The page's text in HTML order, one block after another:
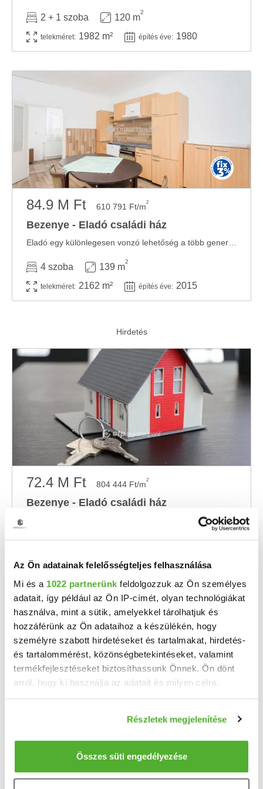
Az Ön adatainak felelősségteljes felhasználása
Mi és a 1022 partnerünk feldolgozzuk az Ön személyes
adatait, így például az Ön IP-címét, olyan technológiákat
használva, mint a sütik, amelyekkel tárolhatjuk és
hozzáférünk az Ön adataihoz a készülékén, hogy
személyre szabott hirdetéseket és tartalmakat, hirdetés-
és tartalommérést, közönségbetekintéseket, valamint
termékfejlesztéseket biztosíthassunk Önnek. Ön dönt
arról, hogy ki használja az adatait és milyen célra.
Információgyűjtés az Ön földrajzi elhelyezkedéséről
pár méteres pontossággal
Az Ön készülékén beazonosítása annak konkrét
Részletek megjelenítése
Összes süti engedélyezése
2 + 1 szoba 120 m
2
telekméret: 1982 m² építés éve: 1980
84.9 M Ft 610 791 Ft/m2
Bezenye - Eladó családi ház
4 szoba 139 m
2
telekméret: 2162 m² építés éve: 2015
72.4 M Ft 804 444 Ft/m2
Bezenye - Eladó családi ház
Győr-Moson-Sopron megyében, Osztrák határ, és Mosonmagyaróvár szomszédságában, Bezenye ...
2
telekméret: 313 m² építés éve: 2022
Bezenye - Eladó családi ház